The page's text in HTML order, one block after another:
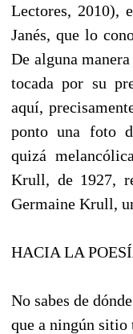
Lectores, 2010),
Janés, que lo
De alguna
tocada por su
aquí,
ponto una foto
quizá
Krull, de 1927,
Germaine Krull,
HACIA LA
No sabes de
que a ningún sitio